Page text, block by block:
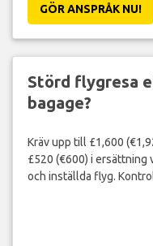
GÖR ANSPRÅK NU!
Störd flygresa
bagage?
Kräv upp till £1,600
£520 (€600) i
och inställda flyg.